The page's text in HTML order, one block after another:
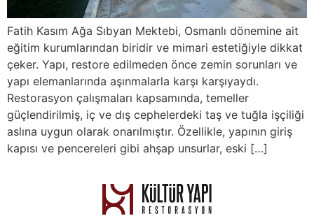
Fatih Kasım Ağa Sıbyan Mektebi, Osmanlı dönemine ait
eğitim kurumlarından biridir ve mimari estetiğiyle dikkat
çeker. Yapı, restore edilmeden önce zemin sorunları ve
yapı elemanlarında aşınmalarla karşı karşıyaydı.
Restorasyon çalışmaları kapsamında, temeller
güçlendirilmiş, iç ve dış cephelerdeki taş ve tuğla işçiliği
aslına uygun olarak onarılmıştır. Özellikle, yapının giriş
kapısı ve pencereleri gibi ahşap unsurlar, eski […]